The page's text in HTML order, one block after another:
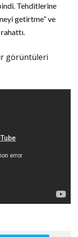
Tehditlerine
getirtme” ve
görüntüleri